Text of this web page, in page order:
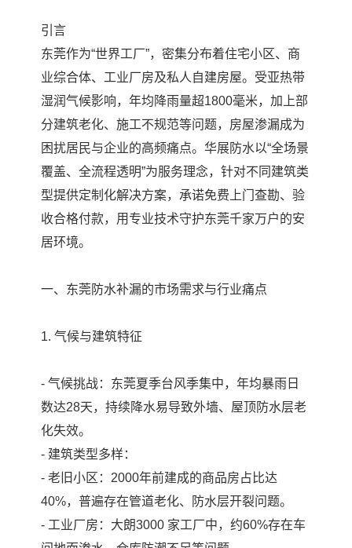
引言
东莞作为“世界工厂”，密集分布着住宅小区、商
业综合体、工业厂房及私人自建房屋。受亚热带
湿润气候影响，年均降雨量超1800毫米，加上部
分建筑老化、施工不规范等问题，房屋渗漏成为
困扰居民与企业的高频痛点。华展防水以“全场景
覆盖、全流程透明”为服务理念，针对不同建筑类
型提供定制化解决方案，承诺免费上门查勘、验
收合格付款，用专业技术守护东莞千家万户的安
居环境。
一、东莞防水补漏的市场需求与行业痛点
1. 气候与建筑特征
- 气候挑战：东莞夏季台风季集中，年均暴雨日
数达28天，持续降水易导致外墙、屋顶防水层老
化失效。
- 建筑类型多样：
- 老旧小区：2000年前建成的商品房占比达
40%，普遍存在管道老化、防水层开裂问题。
- 工业厂房：大朗3000 家工厂中，约60%存在车